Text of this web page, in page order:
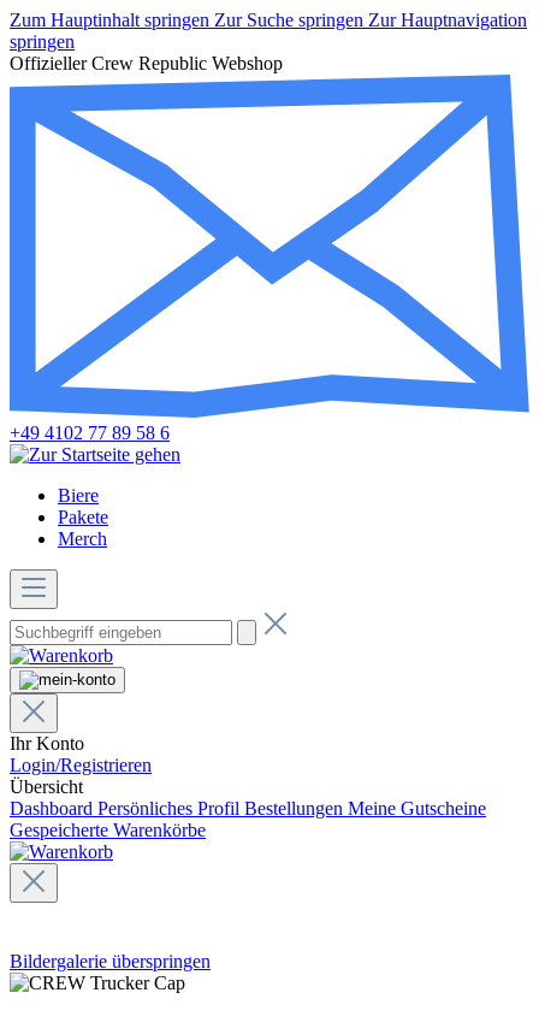
Zum Hauptinhalt springen Zur Suche springen Zur Hauptnavigation
springen
Offizieller Crew Republic Webshop
+49 4102 77 89 58 6
Biere
Pakete
Merch
Ihr Konto
Login/Registrieren
Übersicht
Dashboard Persönliches Profil Bestellungen Meine Gutscheine
Gespeicherte Warenkörbe
Bildergalerie überspringen